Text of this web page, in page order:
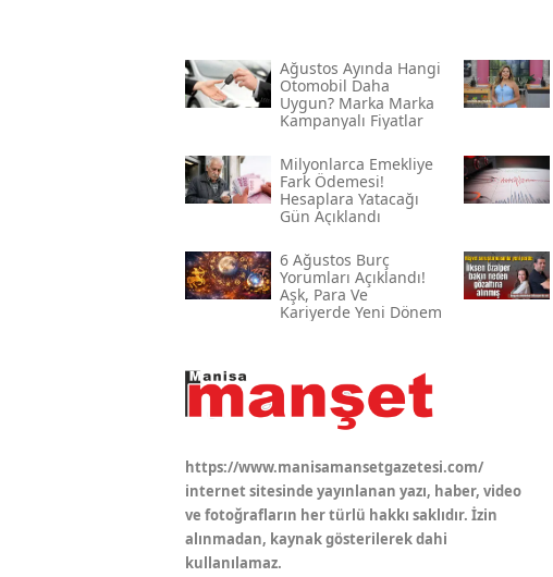
Ağustos Ayında Hangi
Otomobil Daha
Uygun? Marka Marka
Kampanyalı Fiyatlar
Milyonlarca Emekliye
Fark Ödemesi!
Hesaplara Yatacağı
Gün Açıklandı
6 Ağustos Burç
Yorumları Açıklandı!
Aşk, Para Ve
Kariyerde Yeni Dönem
https://www.manisamansetgazetesi.com/
internet sitesinde yayınlanan yazı, haber, video
ve fotoğrafların her türlü hakkı saklıdır. İzin
alınmadan, kaynak gösterilerek dahi
kullanılamaz.